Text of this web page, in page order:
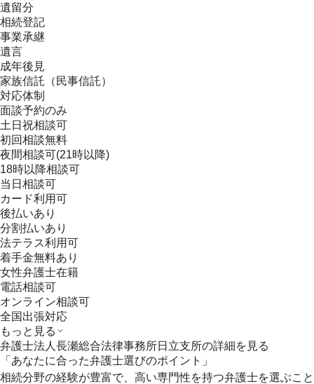
遺留分
相続登記
事業承継
遺言
成年後見
家族信託（民事信託）
対応体制
面談予約のみ
土日祝相談可
初回相談無料
夜間相談可(21時以降)
18時以降相談可
当日相談可
カード利用可
後払いあり
分割払いあり
法テラス利用可
着手金無料あり
女性弁護士在籍
電話相談可
オンライン相談可
全国出張対応
もっと見る
弁護士法人長瀬総合法律事務所日立支所の詳細を見る
「あなたに合った弁護士選びのポイント」
相続分野の経験が豊富で、高い専門性を持つ弁護士を選ぶこと